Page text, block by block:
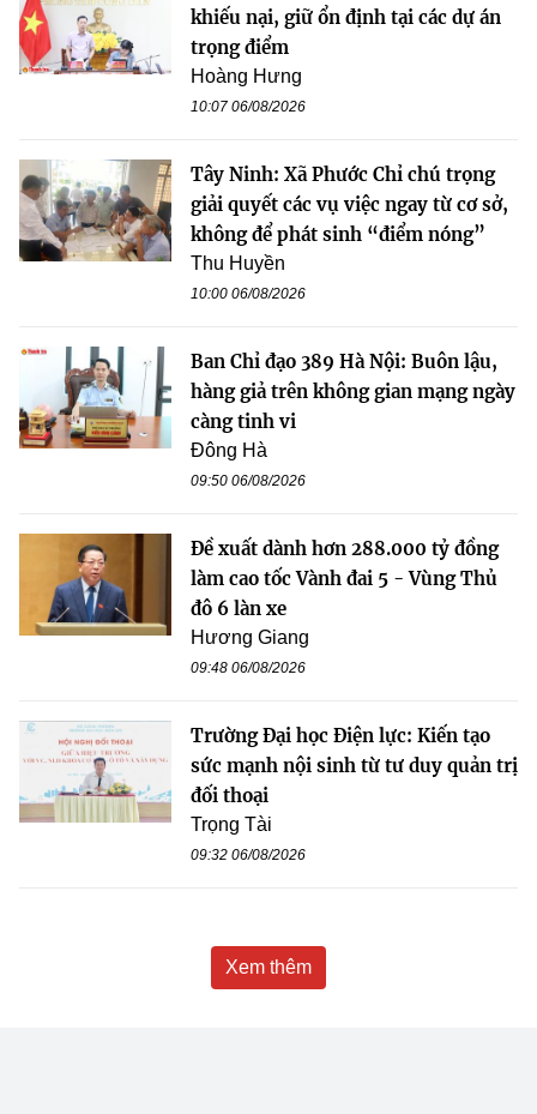
khiếu nại, giữ ổn định tại các dự án
trọng điểm
Hoàng Hưng
10:07 06/08/2026
Tây Ninh: Xã Phước Chỉ chú trọng
giải quyết các vụ việc ngay từ cơ sở,
không để phát sinh “điểm nóng”
Thu Huyền
10:00 06/08/2026
Ban Chỉ đạo 389 Hà Nội: Buôn lậu,
hàng giả trên không gian mạng ngày
càng tinh vi
Đông Hà
09:50 06/08/2026
Đề xuất dành hơn 288.000 tỷ đồng
làm cao tốc Vành đai 5 - Vùng Thủ
đô 6 làn xe
Hương Giang
09:48 06/08/2026
Trường Đại học Điện lực: Kiến tạo
sức mạnh nội sinh từ tư duy quản trị
đối thoại
Trọng Tài
09:32 06/08/2026
Xem thêm